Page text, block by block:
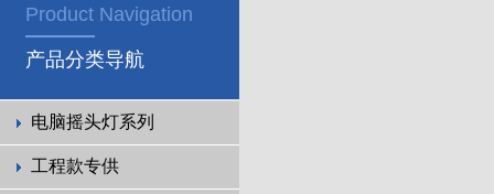
Product Navigation
产品分类导航
电脑摇头灯系列
工程款专供